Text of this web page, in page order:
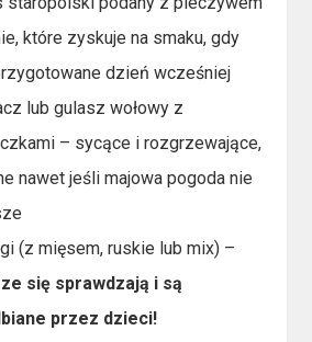
które zyskuje na smaku, gdy
dzień wcześniej
lub gulasz wołowy z
– sycące i rozgrzewające,
nawet jeśli majowa pogoda nie
(z mięsem, ruskie lub mix) –
się sprawdzają i są
przez dzieci!